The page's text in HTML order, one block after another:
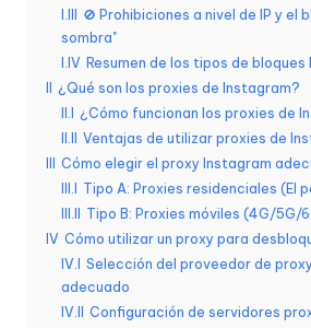
e
e
I.III
🚫 Prohibiciones a nivel de IP y el
sombra"
I.IV Resumen de los tipos de bloques
¿Qué son los proxies de Instagram?
II.I ¿Cómo funcionan los proxies de
II.II
Ventajas de utilizar proxies de
Cómo elegir el proxy Instagram
III.I
Tipo A: Proxies residenciales (El
III.II
Tipo B: Proxies móviles (4G/5G/
IV Cómo utilizar un proxy para
IV.I Selección del proveedor de
adecuado
IV.II
Configuración de servidores